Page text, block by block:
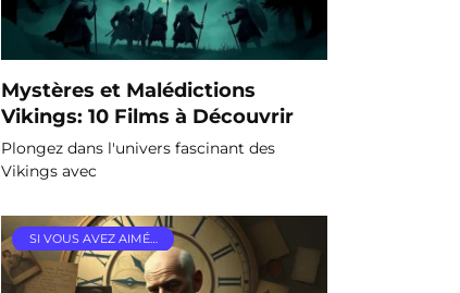
Mystères et Malédictions
Vikings: 10 Films à Découvrir
Plongez dans l'univers fascinant des
Vikings avec
SI VOUS AVEZ AIMÉ…